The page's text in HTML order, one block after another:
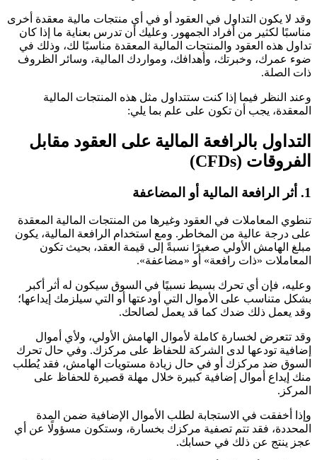
وقد لا يكون التداول في العقود أو في أي منتجات مالية معقدة أخرى
مناسبًا لكثير من أفراد الجمهور. وعليك أن تدرس بعناية ما إذا كان
تداول هذه العقود والمنتجات المالية المعقدة مناسبًا لك، وذلك في
ضوء عمرك، وخبرتك، وأهدافك، ومواردك المالية، وسائر الظروف
ذات الصلة.
وعند النظر فيما إذا كنت ستتداول مثل هذه المنتجات المالية
المعقدة، يجب أن تكون على علم بما يلي:
التداول بالرافعة المالية على العقود مقابل
الفروقات (CFDs)
1. أثر الرافعة المالية أو المضاعفة
تنطوي المعاملات في العقود وغيرها من المنتجات المالية المعقدة
على درجة عالية من المخاطر. ومع استخدام الرافعة المالية، يكون
مبلغ الهامش الأولي صغيرًا نسبةً إلى قيمة العقد، بحيث تكون
المعاملات «ذات رافعة» أو «مضاعفة».
وعليه، فإن أي تحرك بسيط نسبيًا في السوق سيكون له أثر أكبر
بشكل متناسب على الأموال التي أودعتها أو التي سيلزمك إيداعها؛
وقد يعمل ذلك ضدك كما قد يعمل لصالحك.
وقد تتعرض لخسارة كاملة لأموال الهامش الأولي، ولأي أموال
إضافية تودعها لدى الشركة للحفاظ على مركزك. وفي حال تحرك
السوق ضد مركزك أو في حال زيادة مستويات الهامش، فقد يُطلب
منك إيداع أموال إضافية كبيرة خلال مهلة قصيرة للحفاظ على
المركز.
وإذا أخفقت في الاستجابة لطلب الأموال الإضافية ضمن المدة
المحددة، فقد تتم تصفية مركزك بخسارة، وستكون مسؤولًا عن أي
عجز ينتج عن ذلك في حسابك.